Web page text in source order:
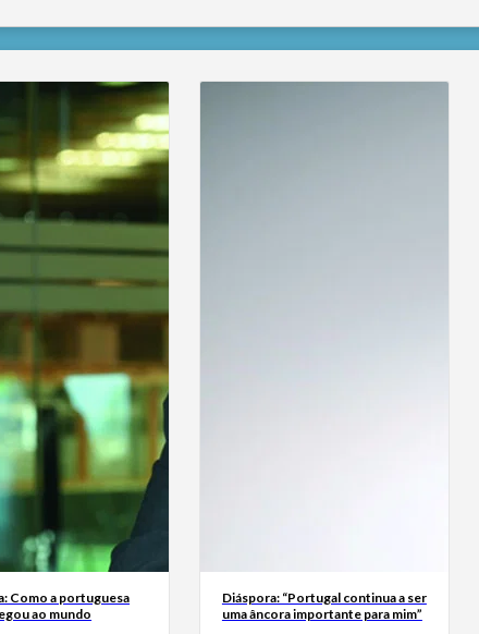
Como a portuguesa
ao mundo
Diáspora: “Portugal continua a ser
uma âncora importante para mim”